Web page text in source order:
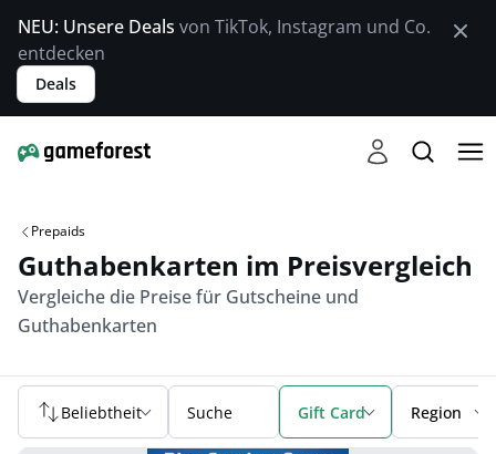
NEU: Unsere Deals von TikTok, Instagram und Co.
entdecken
Deals
Prepaids
Guthabenkarten im Preisvergleich
Vergleiche die Preise für Gutscheine und
Guthabenkarten
Beliebtheit Suche Gift Card Region